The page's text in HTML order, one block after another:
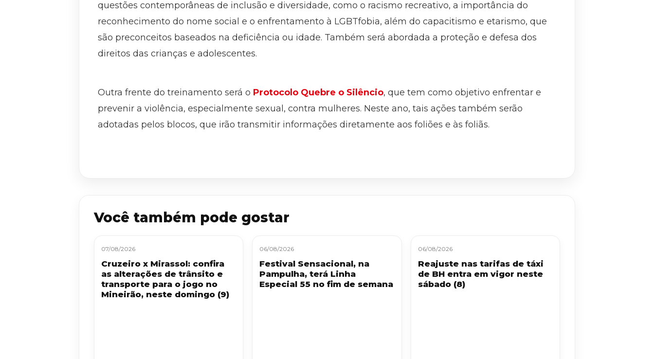
questões contemporâneas de inclusão e diversidade, como o racismo recreativo, a importância do
reconhecimento do nome social e o enfrentamento à LGBTfobia, além do capacitismo e etarismo, que
são preconceitos baseados na deficiência ou idade. Também será abordada a proteção e defesa dos
direitos das crianças e adolescentes.
Outra frente do treinamento será o Protocolo Quebre o Silêncio, que tem como objetivo enfrentar e
prevenir a violência, especialmente sexual, contra mulheres. Neste ano, tais ações também serão
adotadas pelos blocos, que irão transmitir informações diretamente aos foliões e às foliãs.
Você também pode gostar
07/08/2026
Cruzeiro x Mirassol: confira
as alterações de trânsito e
transporte para o jogo no
Mineirão, neste domingo (9)
06/08/2026
Festival Sensacional, na
Pampulha, terá Linha
Especial 55 no fim de semana
06/08/2026
Reajuste nas tarifas de táxi
de BH entra em vigor neste
sábado (8)